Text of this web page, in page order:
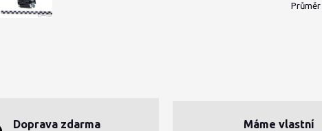
Doprava zdarma Máme vlastní